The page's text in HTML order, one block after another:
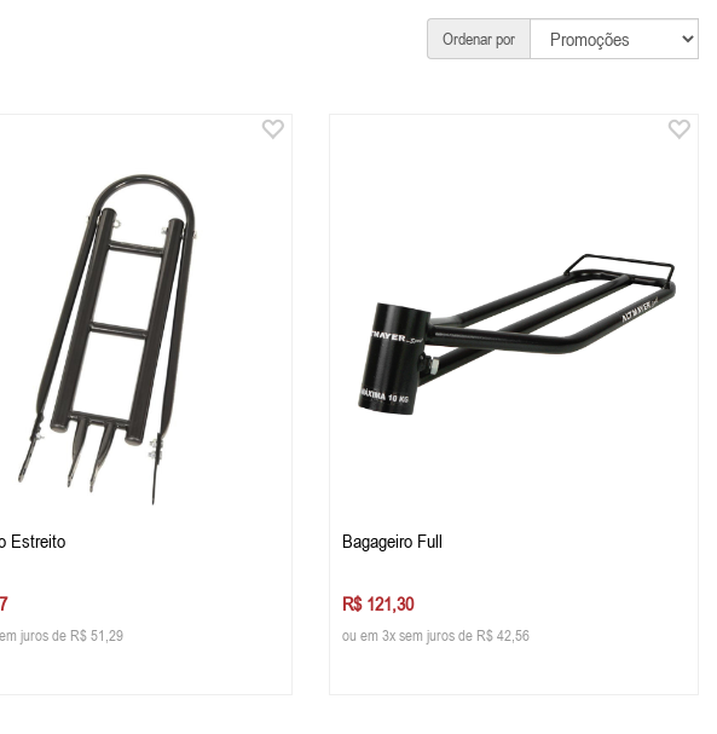
Ordenar por
Estreito
juros de R$ 51,29
Bagageiro Full
R$ 121,30
ou em 3x sem juros de R$ 42,56